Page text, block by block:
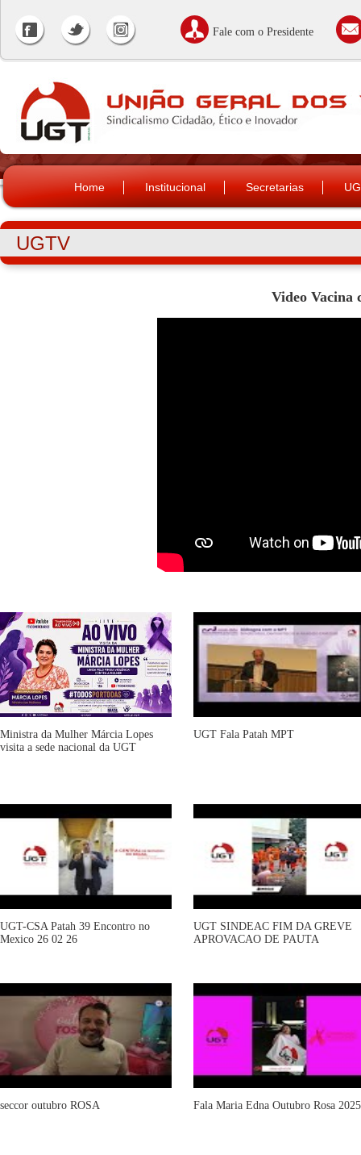
Fale com o Presidente
Home Institucional Secretarias
UGTV
Video Vacina
Ministra da Mulher Márcia Lopes
visita a sede nacional da UGT
UGT Fala Patah MPT
UGT-CSA Patah 39 Encontro no
Mexico 26 02 26
UGT SINDEAC FIM DA GREVE
APROVACAO DE PAUTA
seccor outubro ROSA Fala Maria Edna Outubro Rosa 2025